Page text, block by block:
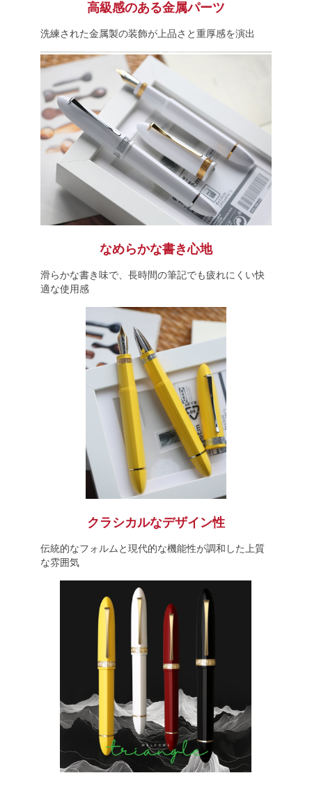
高級感のある金属パーツ
洗練された金属製の装飾が上品さと重厚感を演出
なめらかな書き心地
滑らかな書き味で、長時間の筆記でも疲れにくい快
適な使用感
クラシカルなデザイン性
伝統的なフォルムと現代的な機能性が調和した上質
な雰囲気